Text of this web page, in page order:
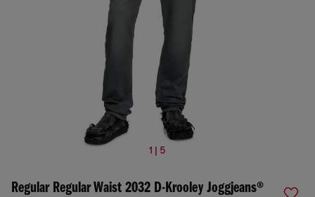
1 | 5
Regular Regular Waist 2032 D-Krooley Joggjeans®